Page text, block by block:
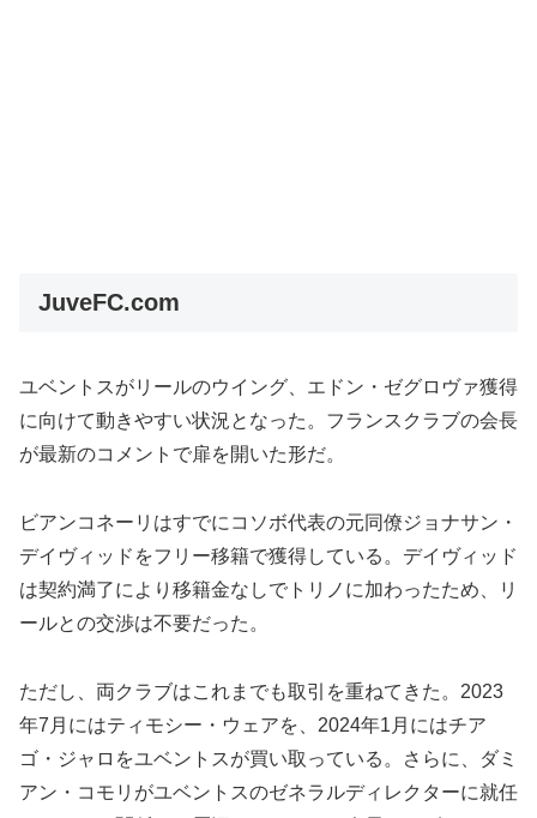
JuveFC.com
ユベントスがリールのウイング、エドン・ゼグロヴァ獲得
に向けて動きやすい状況となった。フランスクラブの会長
が最新のコメントで扉を開いた形だ。
ビアンコネーリはすでにコソボ代表の元同僚ジョナサン・
デイヴィッドをフリー移籍で獲得している。デイヴィッド
は契約満了により移籍金なしでトリノに加わったため、リ
ールとの交渉は不要だった。
ただし、両クラブはこれまでも取引を重ねてきた。2023
年7月にはティモシー・ウェアを、2024年1月にはチア
ゴ・ジャロをユベントスが買い取っている。さらに、ダミ
アン・コモリがユベントスのゼネラルディレクターに就任